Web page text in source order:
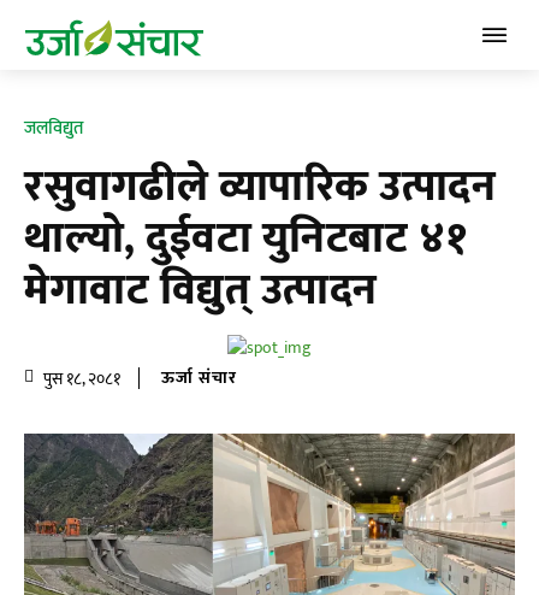
जलविद्युत
रसुवागढीले व्यापारिक उत्पादन
थाल्याे, दुईवटा युनिटबाट ४१
मेगावाट विद्युत् उत्पादन
पुस १८, २०८१ ऊर्जा संचार